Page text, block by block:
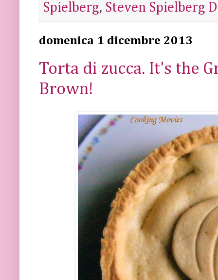
Spielberg, Steven Spielberg
domenica 1 dicembre 2013
Torta di zucca. It's the
Brown!